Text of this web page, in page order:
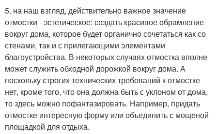
5. на наш взгляд, действительно важное значение
отмостки - эстетическое: создать красивое обрамление
вокруг дома, которое будет органично сочетаться как со
стенами, так и с прилегающими элементами
благоустройства. В некоторых случаях отмостка вполне
может служить обходной дорожкой вокруг дома. А
поскольку строгих технических требований к отмостке
нет, кроме того, что она должна быть с уклоном от дома,
то здесь можно пофантазировать. Например, придать
отмостке интересную форму или объединить с мощеной
площадкой для отдыха.